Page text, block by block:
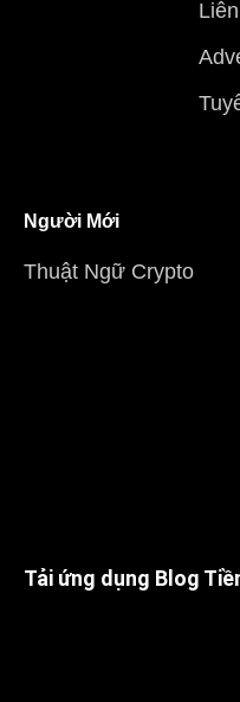
Người Mới
Thuật Ngữ Crypto
Tải ứng dụng Blog